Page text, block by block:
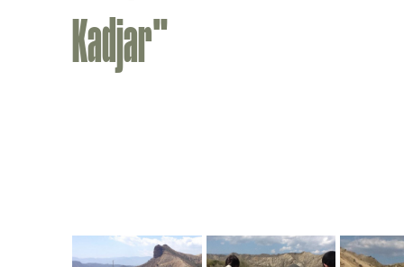
Kadjar"